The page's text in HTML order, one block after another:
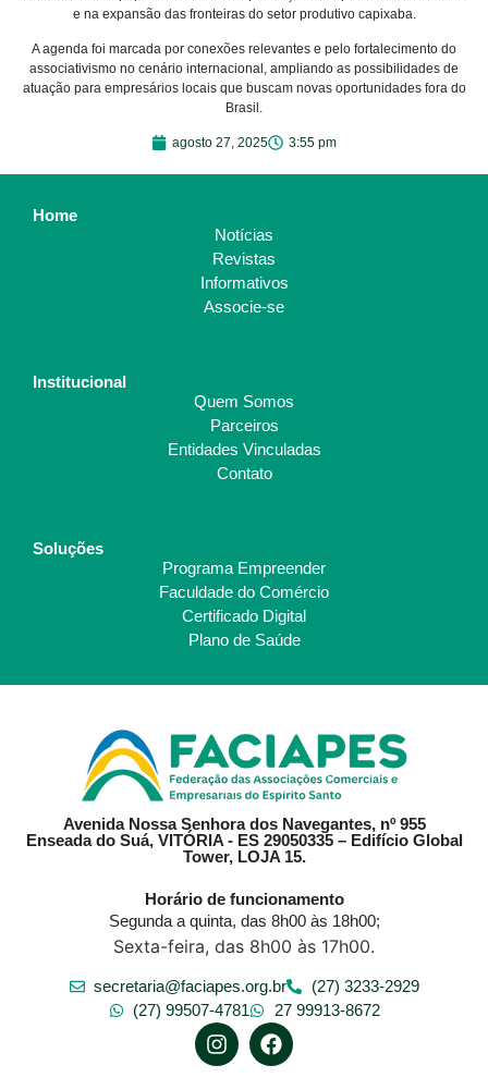
e na expansão das fronteiras do setor produtivo capixaba.
A agenda foi marcada por conexões relevantes e pelo fortalecimento do
associativismo no cenário internacional, ampliando as possibilidades de
atuação para empresários locais que buscam novas oportunidades fora do
Brasil.
agosto 27, 2025 3:55 pm
Home
Notícias
Revistas
Informativos
Associe-se
Institucional
Quem Somos
Parceiros
Entidades Vinculadas
Contato
Soluções
Programa Empreender
Faculdade do Comércio
Certificado Digital
Plano de Saúde
Avenida Nossa Senhora dos Navegantes, nº 955
Enseada do Suá, VITÓRIA - ES 29050335 – Edifício Global
Tower, LOJA 15.
Horário de funcionamento
Segunda a quinta, das 8h00 às 18h00;
Sexta-feira, das 8h00 às 17h00.
secretaria@faciapes.org.br
(27) 3233-2929
(27) 99507-4781
27 99913-8672